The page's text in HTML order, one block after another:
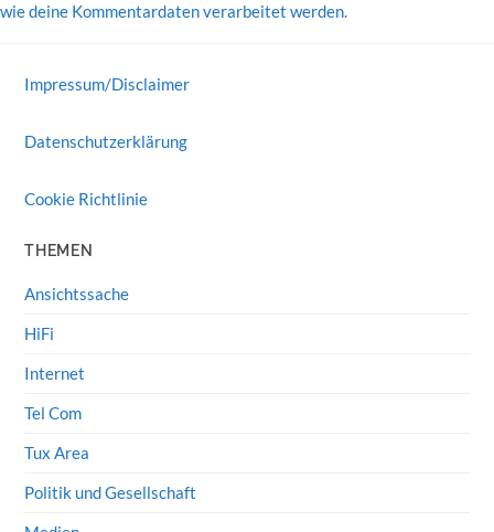
wie deine Kommentardaten verarbeitet werden.
Impressum/Disclaimer
Datenschutzerklärung
Cookie Richtlinie
THEMEN
Ansichtssache
HiFi
Internet
Tel Com
Tux Area
Politik und Gesellschaft